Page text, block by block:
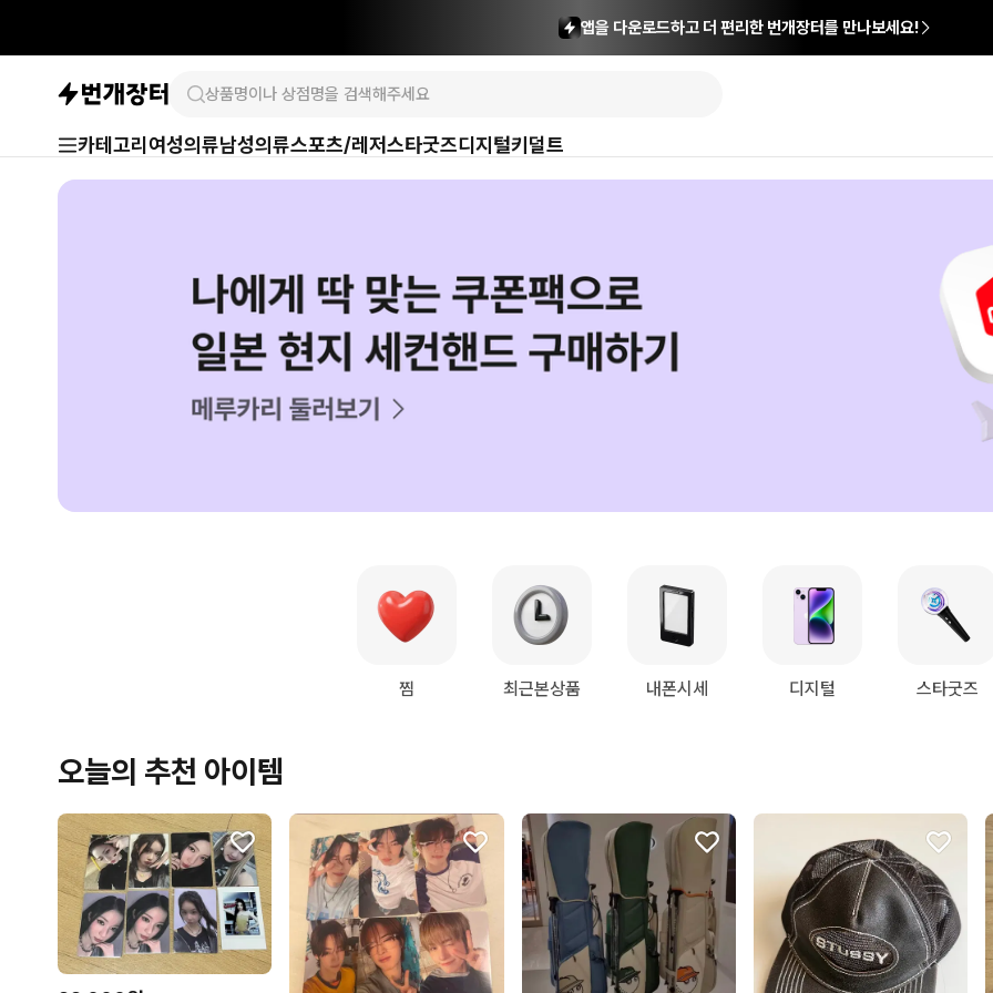
앱을 다운로드하고 더 편리한 번개장터를 만나보세요!
카테고리 여성의류남성의류스포츠/레저스타굿즈디지털키덜트
찜 최근본상품 내폰시세 디지털 스타굿즈
오늘의 추천 아이템